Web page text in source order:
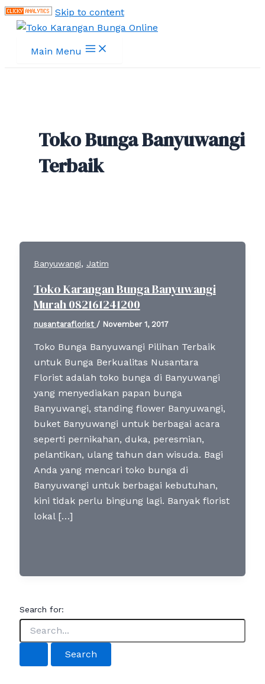
Skip to content
Main Menu
Toko Bunga Banyuwangi
Terbaik
Banyuwangi, Jatim
Toko Karangan Bunga Banyuwangi
Murah 082161241200
nusantaraflorist / November 1, 2017
Toko Bunga Banyuwangi Pilihan Terbaik
untuk Bunga Berkualitas Nusantara
Florist adalah toko bunga di Banyuwangi
yang menyediakan papan bunga
Banyuwangi, standing flower Banyuwangi,
buket Banyuwangi untuk berbagai acara
seperti pernikahan, duka, peresmian,
pelantikan, ulang tahun dan wisuda. Bagi
Anda yang mencari toko bunga di
Banyuwangi untuk berbagai kebutuhan,
kini tidak perlu bingung lagi. Banyak florist
lokal […]
Search for: